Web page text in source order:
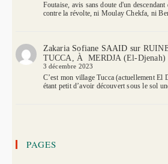
Foutaise, avis sans doute d'un
contre la révolte, ni Moulay Chekfa, ni
Zakaria Sofiane SAAID sur
TUCCA, À MERDJA (El-Djenah)
3 décembre 2023
C’est mon village Tucca (actuellement El
étant petit d’avoir découvert sous le sol
PAGES